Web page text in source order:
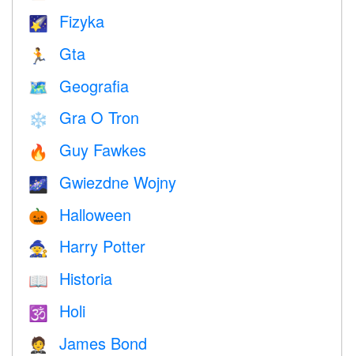
🌠 Fizyka
🏃 Gta
🗺 Geografia
❄️ Gra O Tron
🔥 Guy Fawkes
🌌 Gwiezdne Wojny
🎃 Halloween
🧙 Harry Potter
📖 Historia
🕉 Holi
🤵 James Bond